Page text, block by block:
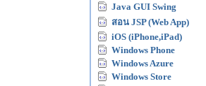
Java GUI Swing
สอน JSP (Web App)
iOS (iPhone,iPad)
Windows Phone
Windows Azure
Windows Store